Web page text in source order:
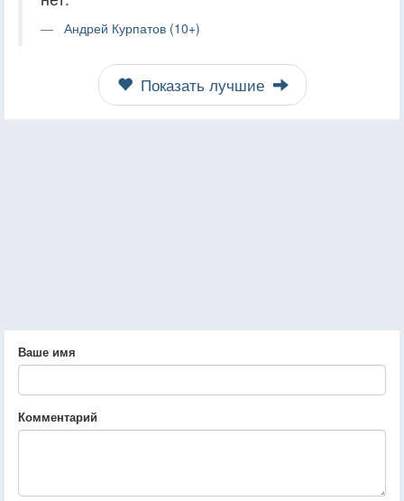
Андрей Курпатов (10+)
Показать лучшие
Ваше имя
Комментарий